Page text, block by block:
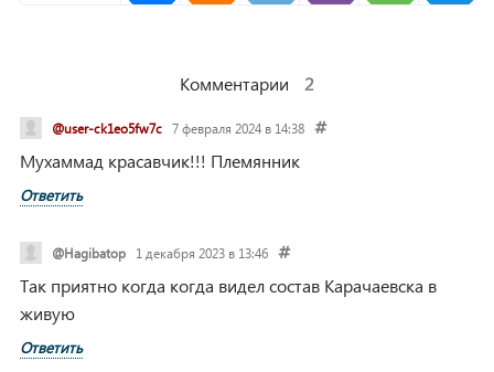
Комментарии 2
@user-ck1eo5fw7c 7 февраля 2024 в 14:38
Мухаммад красавчик!!! Племянник
Ответить
@Hagibatop 1 декабря 2023 в 13:46
Так приятно когда когда видел состав Карачаевска в
живую
Ответить